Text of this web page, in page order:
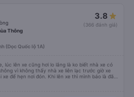
3.8
(366 đánh giá)
Thông
(Dọc Quốc lộ 1A)
lúc lên xe cũng hơi lo lắng là ko biết nhà xe có
vì không thấy nhà xe liên lạc trước giờ xe
xe để hẹn nơi đón. Khi lên xe thì mình báo là đã
đó nhà xe mới kiểm tra và OK. Như vậy, nếu